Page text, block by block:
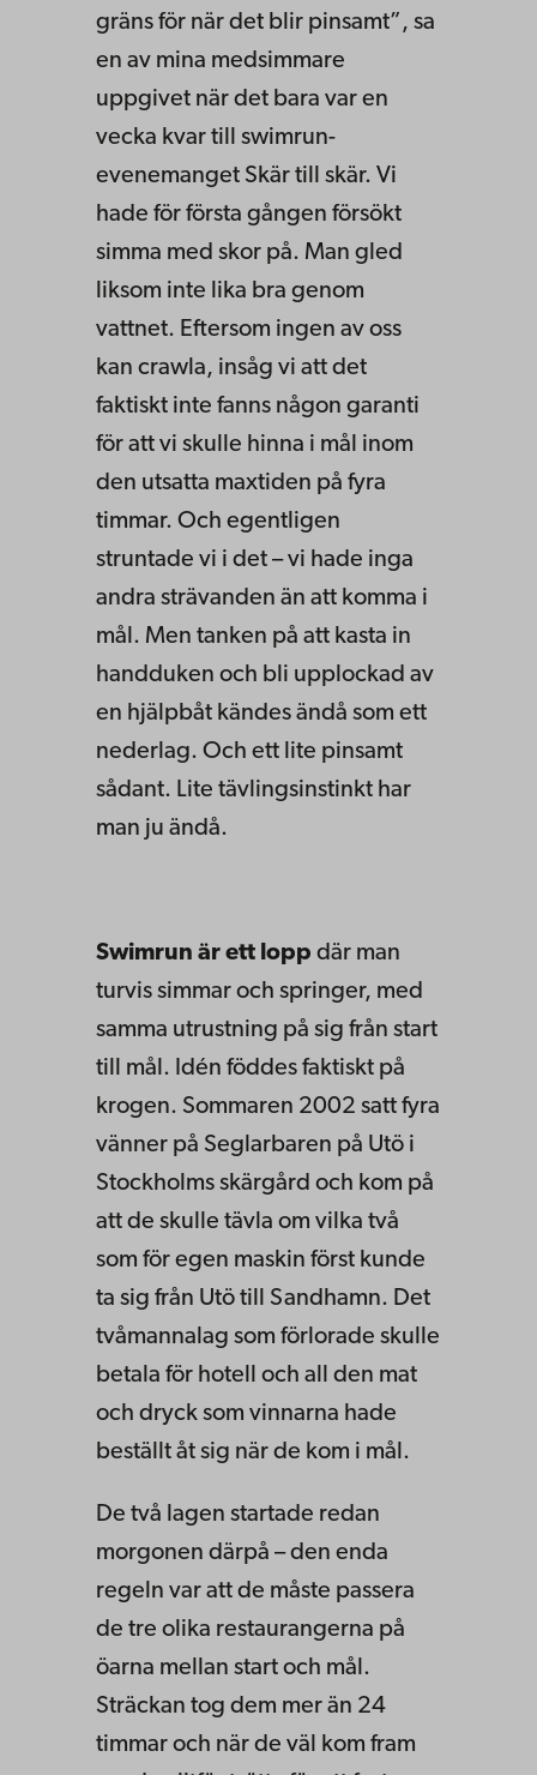
gräns för när det blir pinsamt”, sa
en av mina medsimmare
uppgivet när det bara var en
vecka kvar till swimrun-
evenemanget Skär till skär. Vi
hade för första gången försökt
simma med skor på. Man gled
liksom inte lika bra genom
vattnet. Eftersom ingen av oss
kan crawla, insåg vi att det
faktiskt inte fanns någon garanti
för att vi skulle hinna i mål inom
den utsatta maxtiden på fyra
timmar. Och egentligen
struntade vi i det – vi hade inga
andra strävanden än att komma i
mål. Men tanken på att kasta in
handduken och bli upplockad av
en hjälpbåt kändes ändå som ett
nederlag. Och ett lite pinsamt
sådant. Lite tävlingsinstinkt har
man ju ändå.
Swimrun är ett lopp där man
turvis simmar och springer, med
samma utrustning på sig från start
till mål. Idén föddes faktiskt på
krogen. Sommaren 2002 satt fyra
vänner på Seglarbaren på Utö i
Stockholms skärgård och kom på
att de skulle tävla om vilka två
som för egen maskin först kunde
ta sig från Utö till Sandhamn. Det
tvåmannalag som förlorade skulle
betala för hotell och all den mat
och dryck som vinnarna hade
beställt åt sig när de kom i mål.
De två lagen startade redan
morgonen därpå – den enda
regeln var att de måste passera
de tre olika restaurangerna på
öarna mellan start och mål.
Sträckan tog dem mer än 24
timmar och när de väl kom fram